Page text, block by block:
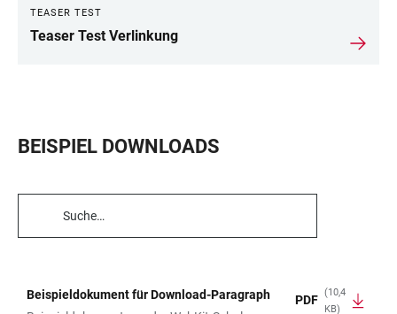
TEASER TEST
Teaser Test Verlinkung
BEISPIEL DOWNLOADS
TABELLENFILTER
Beispieldokument für Download-Paragraph
PDF
(10,4
KB)